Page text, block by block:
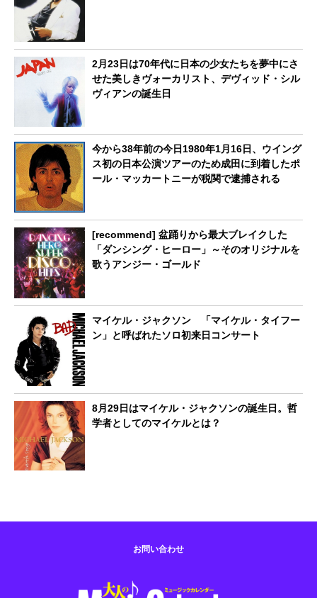
2月23日は70年代に日本の少女たちを夢中にさ
せた美しきヴォーカリスト、デヴィッド・シル
ヴィアンの誕生日
今から38年前の今日1980年1月16日、ウイング
ス初の日本公演ツアーのため成田に到着したポ
ール・マッカートニーが税関で逮捕される
[recommend] 盆踊りから最大ブレイクした
「ダンシング・ヒーロー」～そのオリジナルを
歌うアンジー・ゴールド
マイケル・ジャクソン 「マイケル・タイフー
ン」と呼ばれたソロ初来日コンサート
8月29日はマイケル・ジャクソンの誕生日。哲
学者としてのマイケルとは？
お問い合わせ